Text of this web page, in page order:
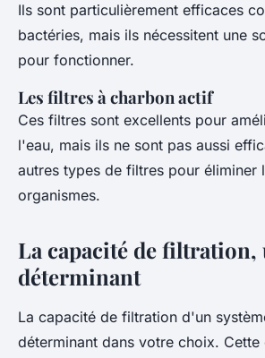
Ils sont particulièrement efficaces
bactéries, mais ils nécessitent une
pour fonctionner.
Les filtres à charbon actif
Ces filtres sont excellents pour
l'eau, mais ils ne sont pas aussi
autres types de filtres pour éliminer
organismes.
La capacité de
déterminant
La capacité de filtration d'un
déterminant dans votre choix. Cette